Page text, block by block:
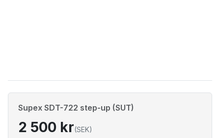
Supex SDT-722 step-up (SUT)
2 500 kr(SEK)